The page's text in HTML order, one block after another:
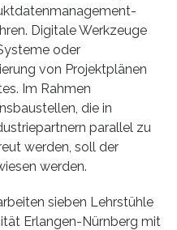
Digitale Werkzeuge
oder
von Projektplänen
Im Rahmen
die in
parallel zu
werden, soll der
werden.
sieben Lehrstühle
Erlangen-Nürnberg mit